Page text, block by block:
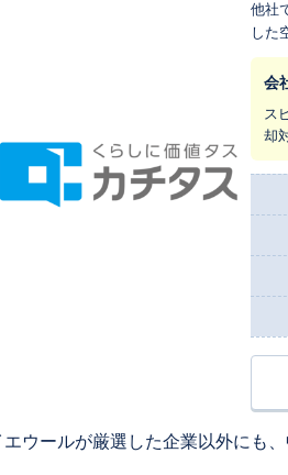
他社
した
まれ
会
ス
却
エウールが厳選した企業以外にも